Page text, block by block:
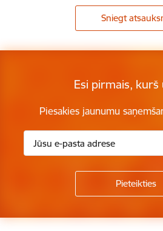
Sniegt
Esi pirmais, kurš
Piesakies jaunumu
Kājene